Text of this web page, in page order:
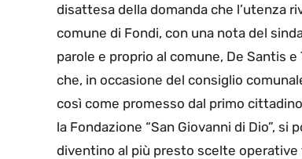
disattesa della domanda che l’utenza
comune di Fondi, con una nota del
parole e proprio al comune, De Santis
che, in occasione del consiglio
così come promesso dal primo
la Fondazione “San Giovanni di Dio”,
diventino al più presto scelte